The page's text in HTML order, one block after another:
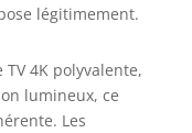
légitimement.
4K polyvalente,
lumineux, ce
Les